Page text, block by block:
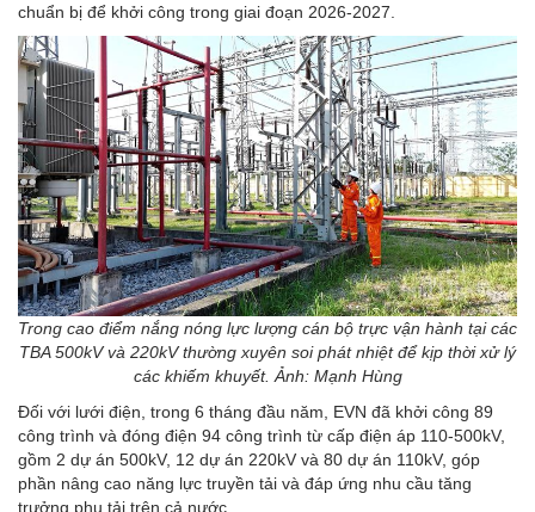
chuẩn bị để khởi công trong giai đoạn 2026-2027.
Trong cao điểm nắng nóng lực lượng cán bộ trực vận hành tại các
TBA 500kV và 220kV thường xuyên soi phát nhiệt để kịp thời xử lý
các khiếm khuyết. Ảnh: Mạnh Hùng
Đối với lưới điện, trong 6 tháng đầu năm, EVN đã khởi công 89
công trình và đóng điện 94 công trình từ cấp điện áp 110-500kV,
gồm 2 dự án 500kV, 12 dự án 220kV và 80 dự án 110kV, góp
phần nâng cao năng lực truyền tải và đáp ứng nhu cầu tăng
trưởng phụ tải trên cả nước.